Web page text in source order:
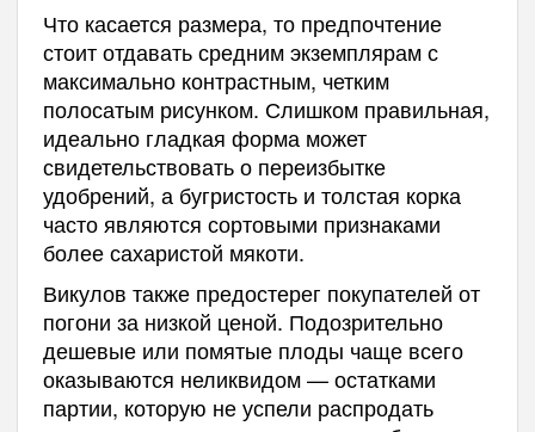
Что касается размера, то предпочтение
стоит отдавать средним экземплярам с
максимально контрастным, четким
полосатым рисунком. Слишком правильная,
идеально гладкая форма может
свидетельствовать о переизбытке
удобрений, а бугристость и толстая корка
часто являются сортовыми признаками
более сахаристой мякоти.
Викулов также предостерег покупателей от
погони за низкой ценой. Подозрительно
дешевые или помятые плоды чаще всего
оказываются неликвидом — остатками
партии, которую не успели распродать